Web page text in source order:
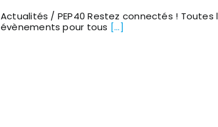
Actualités / PEP40 Restez connectés !
évènements pour tous [...]